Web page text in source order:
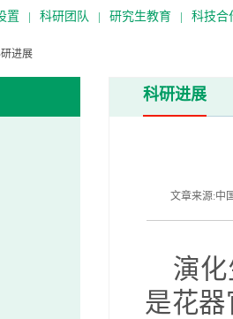
置 | 科研团队 | 研究生教育 | 科技合
进展
科研进展
文章来源:中
演
是花